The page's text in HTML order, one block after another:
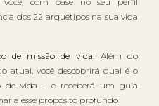
dos 22 arquétipos na sua vida
de missão de vida: Além do
atual, você descobrirá qual é o
de vida – e receberá um guia
a esse propósito profundo